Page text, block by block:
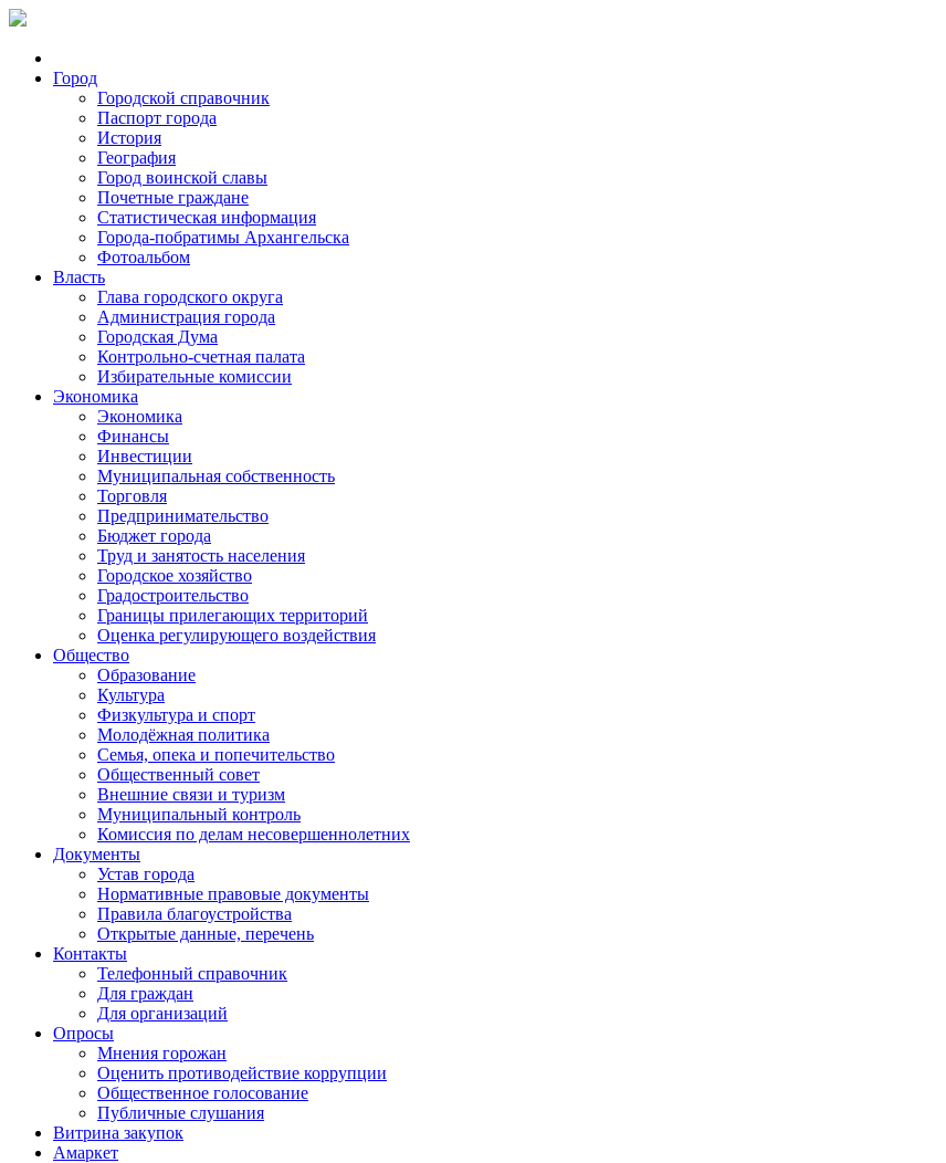
Город
Городской справочник
Паспорт города
История
География
Город воинской славы
Почетные граждане
Статистическая информация
Города-побратимы Архангельска
Фотоальбом
Власть
Глава городского округа
Администрация города
Городская Дума
Контрольно-счетная палата
Избирательные комиссии
Экономика
Экономика
Финансы
Инвестиции
Муниципальная собственность
Торговля
Предпринимательство
Бюджет города
Труд и занятость населения
Городское хозяйство
Градостроительство
Границы прилегающих территорий
Оценка регулирующего воздействия
Общество
Образование
Культура
Физкультура и спорт
Молодёжная политика
Семья, опека и попечительство
Общественный совет
Внешние связи и туризм
Муниципальный контроль
Комиссия по делам несовершеннолетних
Документы
Устав города
Нормативные правовые документы
Правила благоустройства
Открытые данные, перечень
Контакты
Телефонный справочник
Для граждан
Для организаций
Опросы
Мнения горожан
Оценить противодействие коррупции
Общественное голосование
Публичные слушания
Витрина закупок
Амаркет